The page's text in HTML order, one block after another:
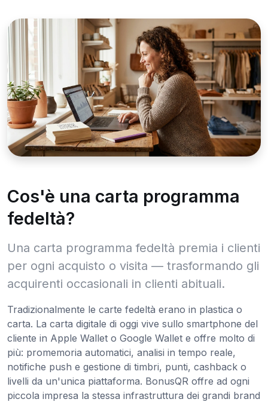
Cos'è una carta programma
fedeltà?
Una carta programma fedeltà premia i clienti
per ogni acquisto o visita — trasformando gli
acquirenti occasionali in clienti abituali.
Tradizionalmente le carte fedeltà erano in plastica o
carta. La carta digitale di oggi vive sullo smartphone del
cliente in Apple Wallet o Google Wallet e offre molto di
più: promemoria automatici, analisi in tempo reale,
notifiche push e gestione di timbri, punti, cashback o
livelli da un'unica piattaforma. BonusQR offre ad ogni
piccola impresa la stessa infrastruttura dei grandi brand